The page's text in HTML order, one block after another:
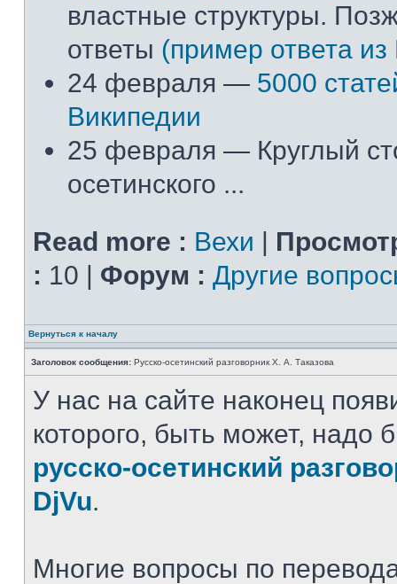
властные структуры.
ответы (пример ответа
24 февраля — 5000
Википедии
25 февраля — Круглый
осетинского ...
Read more : Вехи |
: 10 | Форум : Другие
Вернуться к началу
Заголовок сообщения: Русско-осетинский разговорник Х. А. Таказова
У нас на сайте наконец
которого, быть может, надо
русско-осетинский
DjVu.
Многие вопросы по